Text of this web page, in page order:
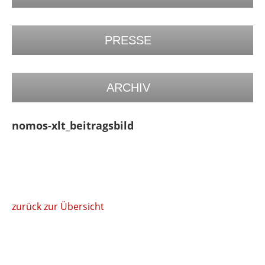
PRESSE
ARCHIV
nomos-xlt_beitragsbild
zurück zur Übersicht